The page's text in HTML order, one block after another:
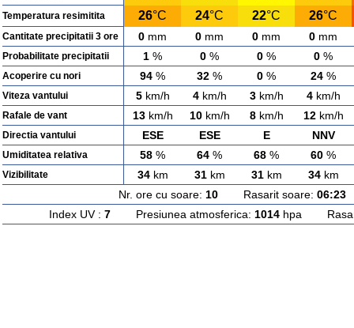
Temperatura resimitita 26°C 24°C 22°C 26°C
Cantitate precipitatii 3 ore 0 mm 0 mm 0 mm 0 mm
Probabilitate precipitatii 1 % 0 % 0 % 0 %
Acoperire cu nori 94 % 32 % 0 % 24 %
Viteza vantului 5km/h 4km/h 3km/h 4km/h
Rafale de vant 13km/h 10km/h 8km/h 12km/h
Directia vantului ESE ESE E NNV
Umiditatea relativa 58 % 64 % 68 % 60 %
Vizibilitate 34km 31km 31km 34km
Nr. ore cu soare: 10Rasarit soare: 06:23
Index UV : 7Presiunea atmosferica: 1014hpa